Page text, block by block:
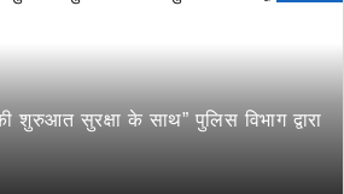
शुरुआत सुरक्षा के साथ” पुलिस विभाग द्वारा